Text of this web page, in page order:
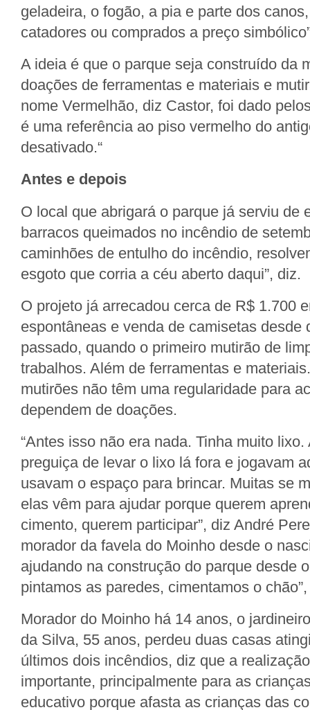
geladeira, o fogão, a pia e parte dos
catadores ou comprados a preço
A ideia é que o parque seja construído da
doações de ferramentas e materiais e
nome Vermelhão, diz Castor, foi dado
é uma referência ao piso vermelho do
desativado.“
Antes e depois
O local que abrigará o parque já serviu de
barracos queimados no incêndio de
caminhões de entulho do incêndio,
esgoto que corria a céu aberto daqui”, diz.
O projeto já arrecadou cerca de R$ 1.700
espontâneas e venda de camisetas desde
passado, quando o primeiro mutirão de
trabalhos. Além de ferramentas e
mutirões não têm uma regularidade para
dependem de doações.
“Antes isso não era nada. Tinha muito
preguiça de levar o lixo lá fora e jogavam
usavam o espaço para brincar. Muitas se
elas vêm para ajudar porque querem
cimento, querem participar”, diz André
morador da favela do Moinho desde o
ajudando na construção do parque desde
pintamos as paredes, cimentamos o
Morador do Moinho há 14 anos, o
da Silva, 55 anos, perdeu duas casas
últimos dois incêndios, diz que a
importante, principalmente para as
educativo porque afasta as crianças das